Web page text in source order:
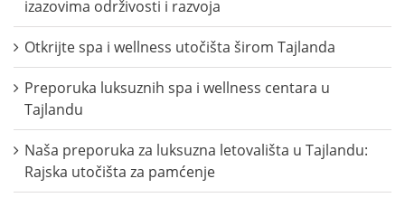
izazovima održivosti i razvoja
Otkrijte spa i wellness utočišta širom Tajlanda
Preporuka luksuznih spa i wellness centara u
Tajlandu
Naša preporuka za luksuzna letovališta u Tajlandu:
Rajska utočišta za pamćenje